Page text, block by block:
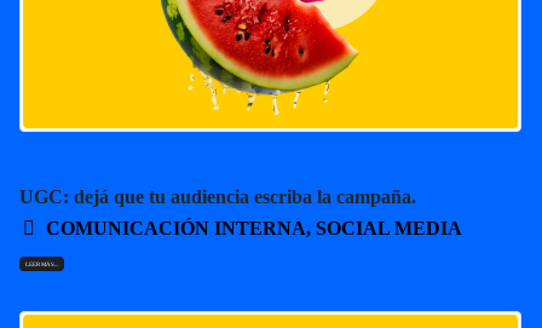
UGC: dejá que tu audiencia escriba la campaña.
COMUNICACIÓN INTERNA, SOCIAL MEDIA
LEER MÁS...